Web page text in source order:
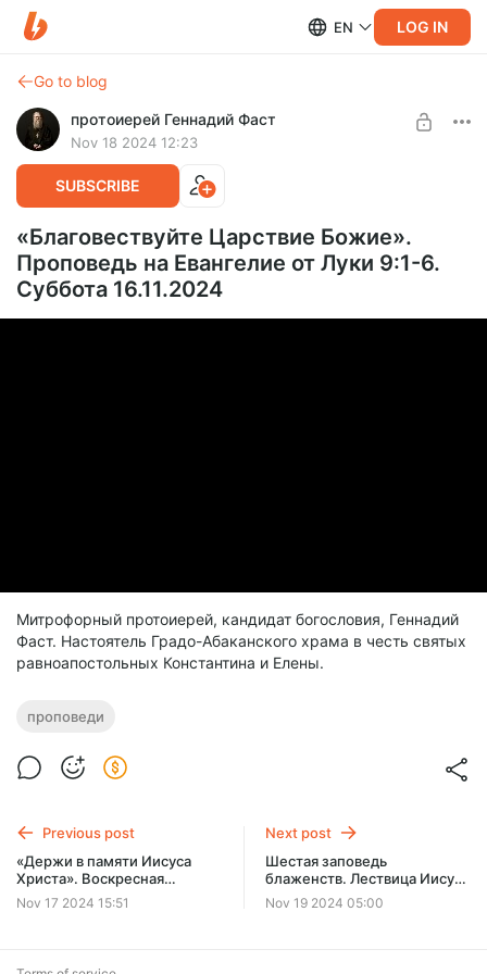
EN LOG IN
Go to blog
протоиерей Геннадий Фаст
Nov 18 2024 12:23
SUBSCRIBE
«Благовествуйте Царствие Божие».
Проповедь на Евангелие от Луки 9:1-6.
Суббота 16.11.2024
Митрофорный протоиерей, кандидат богословия, Геннадий
Фаст. Настоятель Градо-Абаканского храма в честь святых
равноапостольных Константина и Елены.
проповеди
Previous post
«Держи в памяти Иисуса
Христа». Воскресная
проповедь 17.11.2024 г.
Nov 17 2024 15:51
Next post
Шестая заповедь
блаженств. Лествица Иисуса
Христа. 9 ступеней. 9
заповедей блаженств.
Nov 19 2024 05:00